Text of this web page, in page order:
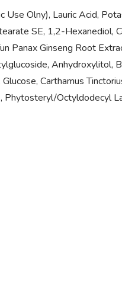
Olny), Lauric Acid,
SE, 1,2-Hexanediol,
Panax Ginseng Root
Anhydroxylitol,
Carthamus
Phytosteryl/Octyldodecyl